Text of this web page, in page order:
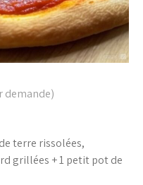
demande)
terre rissolées,
grillées + 1 petit pot de